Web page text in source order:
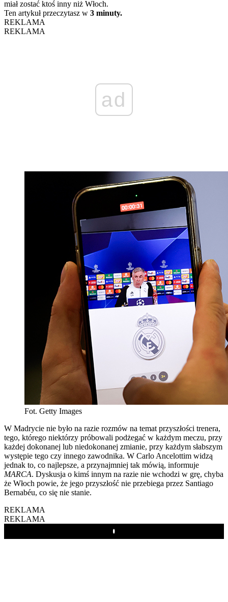
miał zostać ktoś inny niż Włoch.
Ten artykuł przeczytasz w 3 minuty.
REKLAMA
REKLAMA
ad
Fot. Getty Images
W Madrycie nie było na razie rozmów na temat przyszłości trenera,
tego, którego niektórzy próbowali podżegać w każdym meczu, przy
każdej dokonanej lub niedokonanej zmianie, przy każdym słabszym
występie tego czy innego zawodnika. W Carlo Ancelottim widzą
jednak to, co najlepsze, a przynajmniej tak mówią, informuje
MARCA. Dyskusja o kimś innym na razie nie wchodzi w grę, chyba
że Włoch powie, że jego przyszłość nie przebiega przez Santiago
Bernabéu, co się nie stanie.
REKLAMA
REKLAMA
Play